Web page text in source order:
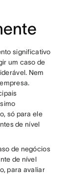
significativo
um caso de
Nem
só para ele
de nível
de negócios
de nível
para avaliar